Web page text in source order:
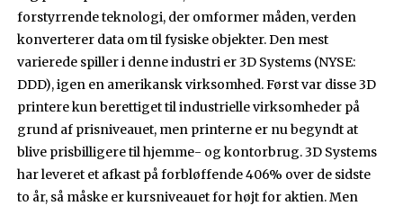
forstyrrende teknologi, der omformer måden, verden
konverterer data om til fysiske objekter. Den mest
varierede spiller i denne industri er 3D Systems (NYSE:
DDD), igen en amerikansk virksomhed. Først var disse 3D
printere kun berettiget til industrielle virksomheder på
grund af prisniveauet, men printerne er nu begyndt at
blive prisbilligere til hjemme- og kontorbrug. 3D Systems
har leveret et afkast på forbløffende 406% over de sidste
to år, så måske er kursniveauet for højt for aktien. Men